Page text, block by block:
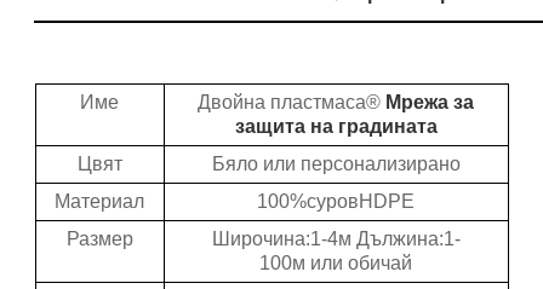
Име Двойна пластмаса® Мрежа за
защита на градината
Цвят
Бяло или персонализирано
Материал
100%суровHDPE
Размер
Широчина:1-4м Дължина:1-
100м или обичай